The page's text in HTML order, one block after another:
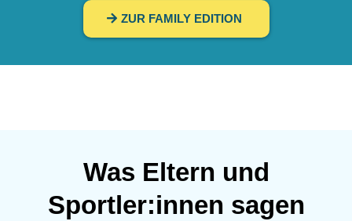
ZUR FAMILY EDITION
Was Eltern und
Sportler:innen sagen